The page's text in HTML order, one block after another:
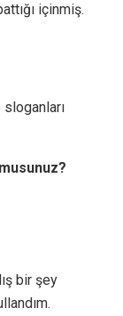
içinmiş.
bir şey